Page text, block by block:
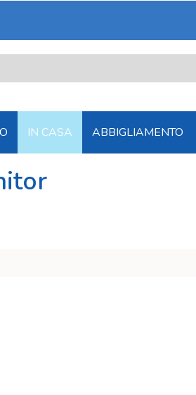
IN CASA ABBIGLIAMENTO